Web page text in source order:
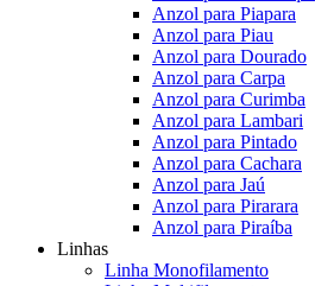
Anzol para Piapara
Anzol para Piau
Anzol para Dourado
Anzol para Carpa
Anzol para Curimba
Anzol para Lambari
Anzol para Pintado
Anzol para Cachara
Anzol para Jaú
Anzol para Pirarara
Anzol para Piraíba
Linhas
Linha Monofilamento